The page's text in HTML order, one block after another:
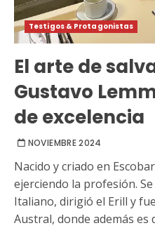
Testigos & Protagonistas
El arte de
Gustavo
de excelencia
NOVIEMBRE 2024
Nacido y criado en
ejerciendo la profesión.
Italiano, dirigió el Erill y
Austral, donde además es